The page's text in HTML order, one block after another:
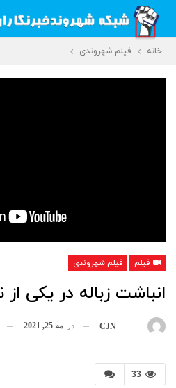
خانه فیلم شهروندی
فیلم فیلم شهروندی
انباشت زباله در یکی
CJN در مه 25, 2021
33